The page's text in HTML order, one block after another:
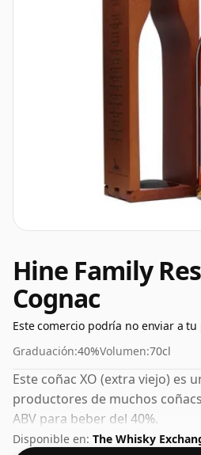
Hine Family
Cognac
Este comercio podría no enviar a tu
Graduación:40%Volumen:70cl
Este coñac XO (extra viejo) es
productores de muchos
ABV para beber del 40%.
Disponible en: The Whisky